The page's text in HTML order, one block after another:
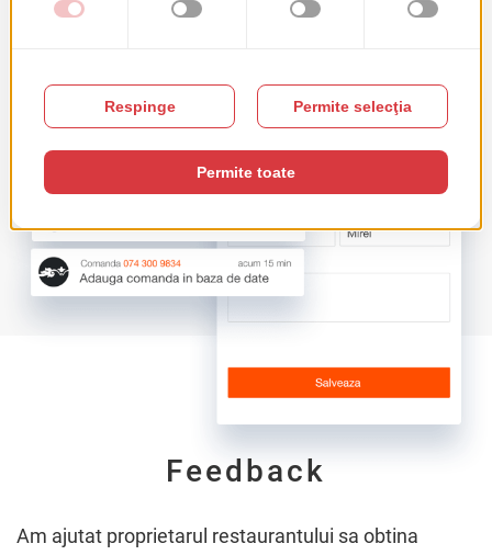
activa sau dezactiva notificarile push.
Feedback
Am ajutat proprietarul restaurantului sa obtina